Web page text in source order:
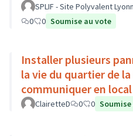
SPLIF - Site Polyvalent
0
0 Soumise au vote
Installer plusieurs
la vie du quartier de
communiquer en
ClairetteD 0 0